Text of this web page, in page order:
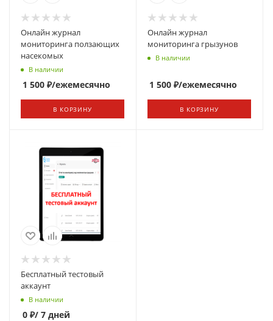
Онлайн журнал
мониторинга ползающих
насекомых
В наличии
1 500 ₽/ежемесячно
В КОРЗИНУ
Онлайн журнал
мониторинга грызунов
В наличии
1 500 ₽/ежемесячно
В КОРЗИНУ
Бесплатный тестовый
аккаунт
В наличии
0 ₽/ 7 дней